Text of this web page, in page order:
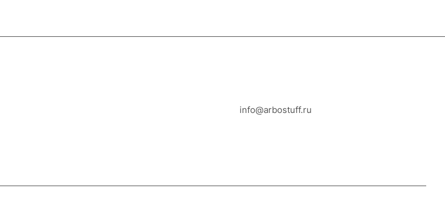
info@arbostuff.ru